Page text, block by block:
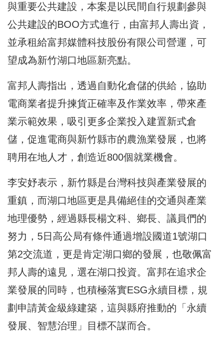
與重要公共建設，本案是以民間自行規劃參與
公共建設的BOO方式進行，由富邦人壽出資，
並承租給富邦媒體科技股份有限公司營運，可
望成為新竹湖口地區新亮點。
富邦人壽指出，透過自動化倉儲的供給，協助
電商業者提升揀貨正確率及作業效率，帶來產
業示範效果，吸引更多企業投入建置新式倉
儲，促進電商與新竹縣市的農漁業發展，也將
聘用在地人才，創造近800個就業機會。
李安妤表示，新竹縣是台灣科技與產業發展的
重鎮，而湖口地區更是具備絕佳的交通與產業
地理優勢，經過縣長楊文科、鄉長、議員們的
努力，5日高公局有條件通過增設國道1號湖口
第2交流道，更是肯定湖口鄉的發展，也敬佩富
邦人壽的遠見，選在湖口投資。富邦在追求企
業發展的同時，也積極落實ESG永續目標，規
劃申請黃金級綠建築，這與縣府推動的「永續
發展、智慧治理」目標不謀而合。